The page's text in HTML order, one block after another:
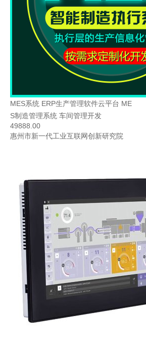
MES系统 ERP生产管理软件云平台 ME
S制造管理系统 车间管理开发
49888.00
惠州市新一代工业互联网创新研究院